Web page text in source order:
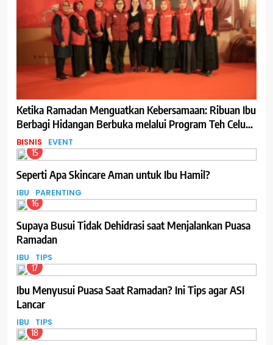
Ketika Ramadan Menguatkan Kebersamaan: Ribuan Ibu
Berbagi Hidangan Berbuka melalui Program Teh Celup
Sosro
BISNIS EVENT
15
Seperti Apa Skincare Aman untuk Ibu Hamil?
IBU PARENTING
16
Supaya Busui Tidak Dehidrasi saat Menjalankan Puasa
Ramadan
IBU TIPS
17
Ibu Menyusui Puasa Saat Ramadan? Ini Tips agar ASI
Lancar
IBU TIPS
18